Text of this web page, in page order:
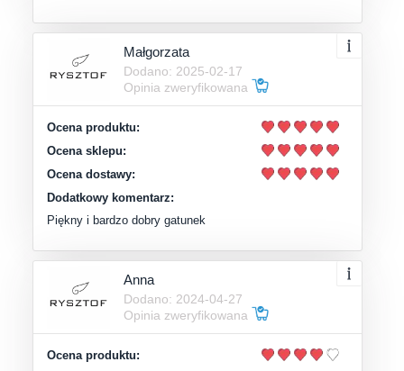
Małgorzata
Dodano: 2025-02-17
Opinia zweryfikowana
Ocena produktu:
Ocena sklepu:
Ocena dostawy:
Dodatkowy komentarz:
Piękny i bardzo dobry gatunek
Anna
Dodano: 2024-04-27
Opinia zweryfikowana
Ocena produktu: